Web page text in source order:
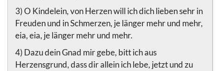
3) O Kindelein, von Herzen will ich dich lieben sehr in
Freuden und in Schmerzen, je länger mehr und mehr,
eia, eia, je länger mehr und mehr.
4) Dazu dein Gnad mir gebe, bitt ich aus
Herzensgrund, dass dir allein ich lebe, jetzt und zu